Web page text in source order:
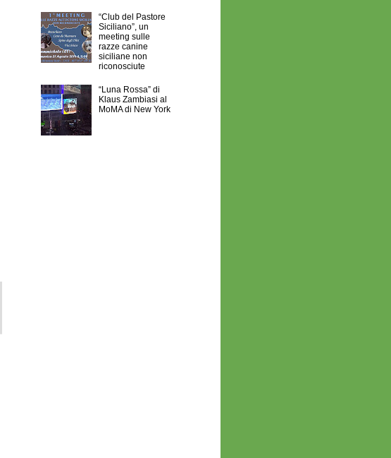
“Club del Pastore
Siciliano”, un
meeting sulle
razze canine
siciliane non
riconosciute
“Luna Rossa” di
Klaus Zambiasi al
MoMA di New York